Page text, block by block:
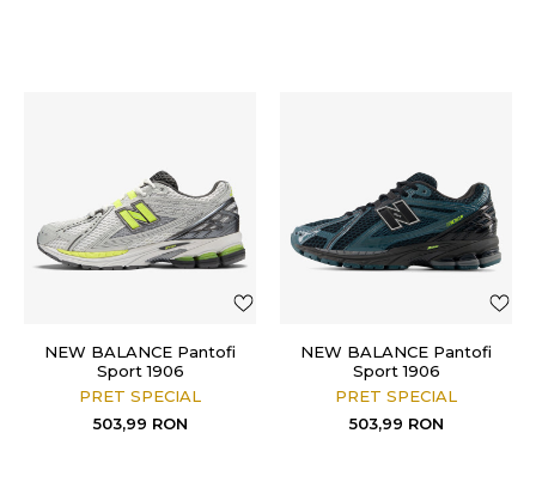
NEW BALANCE Pantofi
Sport 1906
PRET SPECIAL
503,99 RON
NEW BALANCE Pantofi
Sport 1906
PRET SPECIAL
503,99 RON